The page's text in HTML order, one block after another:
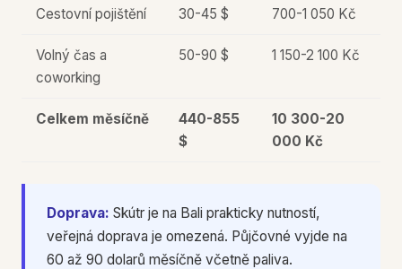
Cestovní pojištění 30-45 $ 700-1 050 Kč
Volný čas a
coworking
50-90 $ 1 150-2 100 Kč
Celkem měsíčně
440-855
$
10 300-20
000 Kč
Doprava: Skútr je na Bali prakticky nutností,
veřejná doprava je omezená. Půjčovné vyjde na
60 až 90 dolarů měsíčně včetně paliva.